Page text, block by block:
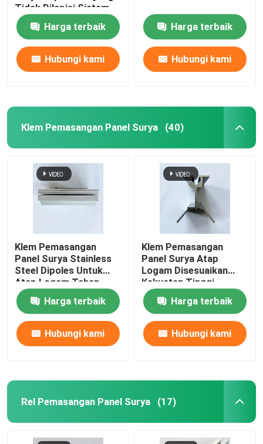
Tidak Dilapisi Sistem
Pemasangan Surya
Tanah Aluminium
Harga terbaik
Hubungi kami
Harga terbaik
Hubungi kami
Klem Pemasangan Panel Surya (40)
Klem Pemasangan
Panel Surya Stainless
Steel Dipoles Untuk
Atap Logam Tahan
Karat
Harga terbaik
Hubungi kami
Klem Pemasangan
Panel Surya Atap
Logam Disesuaikan
Kekuatan Tinggi
Harga terbaik
Hubungi kami
Rel Pemasangan Panel Surya (17)